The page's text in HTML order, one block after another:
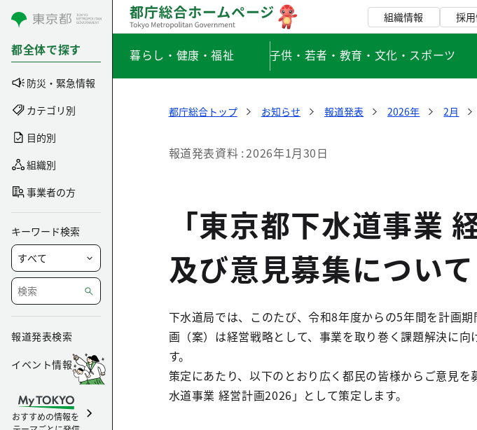
コンテンツにスキップ
都全体で探す
防災・緊急情報
カテゴリ別
目的別
組織別
事業者の方
キーワード検索
報道発表検索
イベント情報
おすすめの情報を
組織情報 採
暮らし・健康・福祉 子供・若者・教育・文化・スポーツ
都庁総合トップ お知らせ 報道発表 2026年 2月
報道発表資料 2026年1月30日
「東京都下水道事業
及び意見募集について
下水道局では、このたび、令和8年度からの5年間を計画
画（案）は経営戦略として、事業を取り巻く課題解決に
す。
策定にあたり、以下のとおり広く都民の皆様からご意見
水道事業 経営計画2026」として策定します。